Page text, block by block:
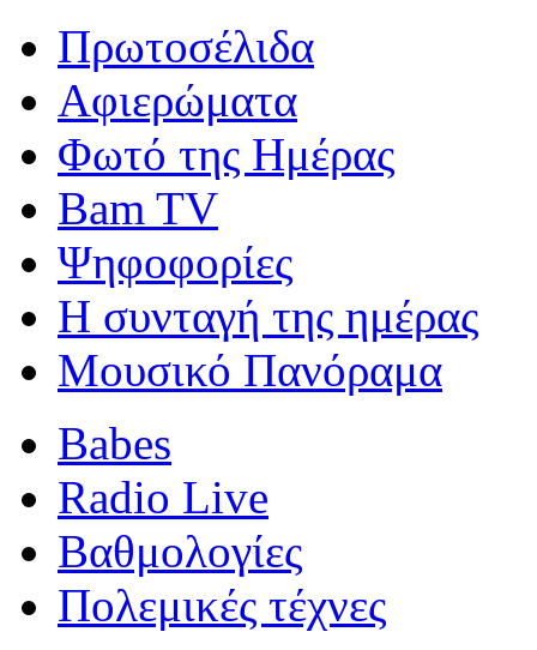
Πρωτοσέλιδα
Αφιερώματα
Φωτό της Ημέρας
Bam TV
Ψηφοφορίες
Η συνταγή της ημέρας
Μουσικό Πανόραμα
Babes
Radio Live
Βαθμολογίες
Πολεμικές τέχνες